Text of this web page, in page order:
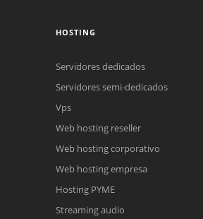
Reunión online
para la reunión online.
Cotización
Chat Online
están fuera de línea. Complete el formulario
HOSTING
Servidores dedicados
Servidores semi-dedicados
Vps
Web hosting reseller
Web hosting corporativo
Web hosting empresa
Hosting PYME
Streaming audio